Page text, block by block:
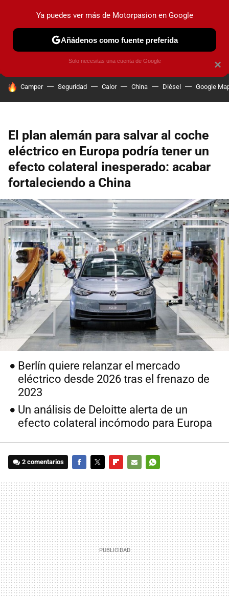
PRUEBAS COCHES ELÉCTRICOS OBSERVATORIO
HOY SE HABLA DE
Camper Seguridad Calor China Diésel Google
El plan alemán para salvar al coche
eléctrico en Europa podría tener un
efecto colateral inesperado: acabar
fortaleciendo a China
Berlín quiere relanzar el mercado
eléctrico desde 2026 tras el frenazo de
2023
Un análisis de Deloitte alerta de un
efecto colateral incómodo para Europa
2 comentarios
MAIL
×
Ya puedes ver más de Motorpasion en Google
Añádenos como fuente preferida
Solo necesitas una cuenta de Google